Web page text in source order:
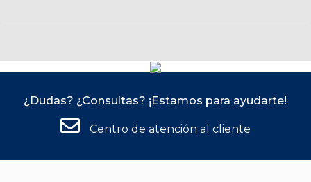
¿Dudas? ¿Consultas? ¡Estamos para ayudarte!
Centro de atención al cliente